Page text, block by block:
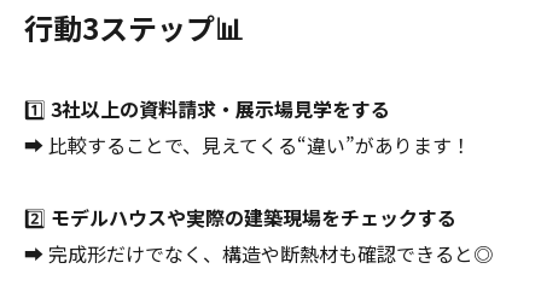
行動3ステップ📊
1️⃣ 3社以上の資料請求・展示場見学をする
➡ 比較することで、見えてくる“違い”があります！
2️⃣ モデルハウスや実際の建築現場をチェックする
➡ 完成形だけでなく、構造や断熱材も確認できると◎